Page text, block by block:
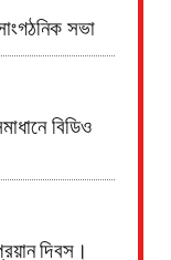
সভা
বিডিও
দিবস।